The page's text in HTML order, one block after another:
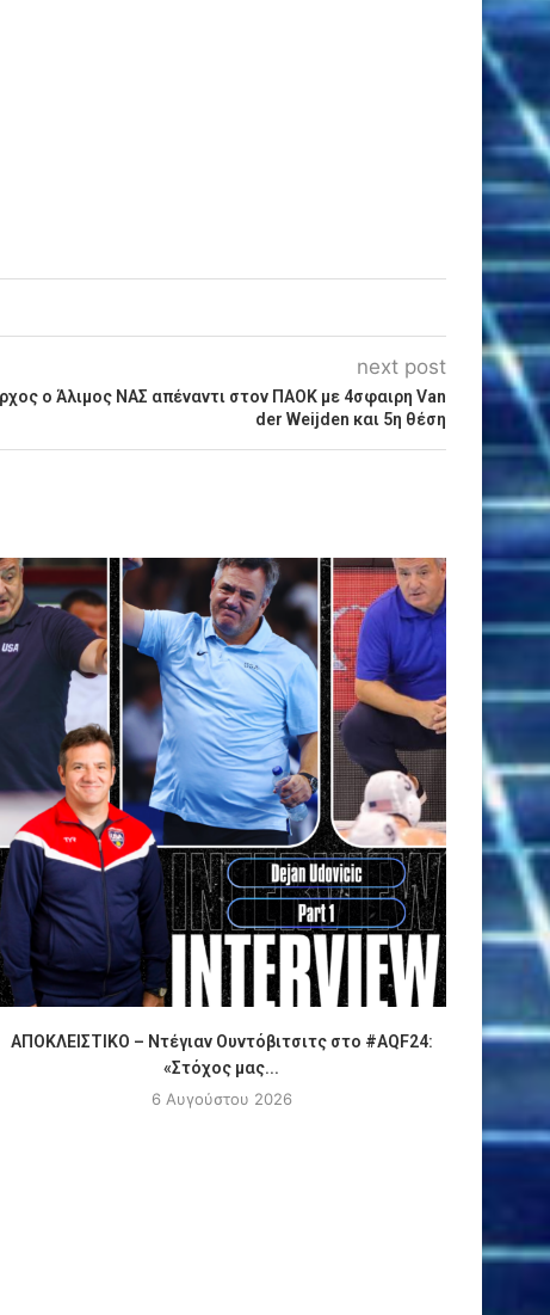
next post
ο Άλιμος ΝΑΣ απέναντι στον ΠΑΟΚ με 4σφαιρη Van
der Weijden και 5η θέση
ΑΠΟΚΛΕΙΣΤΙΚΟ – Ντέγιαν Ουντόβιτσιτς στο #AQF24:
«Στόχος μας...
6 Αυγούστου 2026